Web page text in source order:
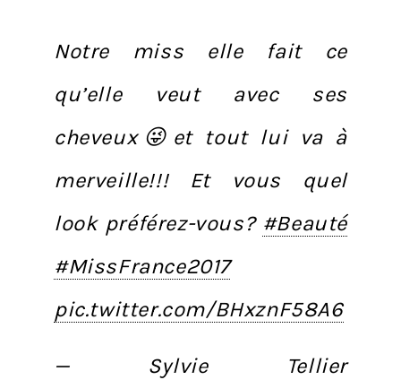
Notre miss elle fait ce
qu’elle veut avec ses
cheveux😜et tout lui va à
merveille!!! Et vous quel
look préférez-vous? #Beauté
#MissFrance2017
pic.twitter.com/BHxznF58A6
— Sylvie Tellier